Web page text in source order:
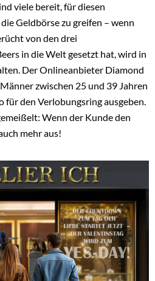
entscheidet im
ist die neue Währung im
DAY! ist im September: